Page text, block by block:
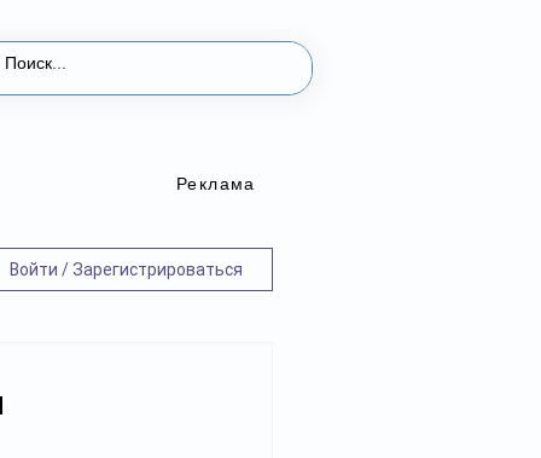
Реклама
Войти / Зарегистрироваться